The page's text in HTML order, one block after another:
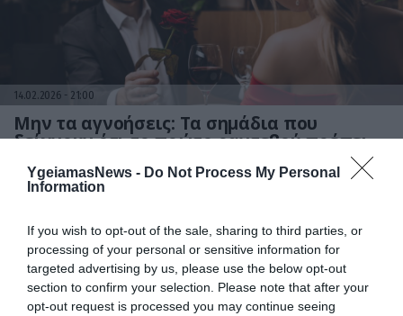
YgeiamasNews - Do Not Process My Personal
Information
If you wish to opt-out of the sale, sharing to third parties, or
processing of your personal or sensitive information for
targeted advertising by us, please use the below opt-out
section to confirm your selection. Please note that after your
opt-out request is processed you may continue seeing
14.02.2026 21:00
Μην τα αγνοήσεις: Τα σημάδια που
δείχνουν ότι το πρώτο ραντεβού πρέπει